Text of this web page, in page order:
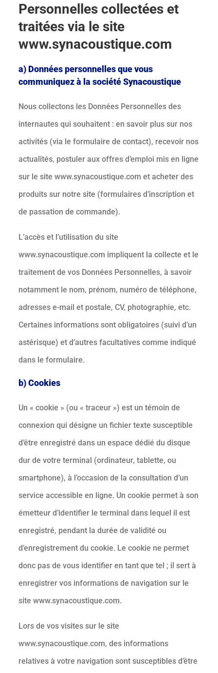
Personnelles collectées et
traitées via le site
www.synacoustique.com
a) Données personnelles que vous
communiquez à la société Synacoustique
Nous collectons les Données Personnelles des
internautes qui souhaitent : en savoir plus sur nos
activités (via le formulaire de contact), recevoir nos
actualités, postuler aux offres d’emploi mis en ligne
sur le site www.synacoustique.com et acheter des
produits sur notre site (formulaires d’inscription et
de passation de commande).
L’accès et l’utilisation du site
www.synacoustique.com impliquent la collecte et le
traitement de vos Données Personnelles, à savoir
notamment le nom, prénom, numéro de téléphone,
adresses e-mail et postale, CV, photographie, etc.
Certaines informations sont obligatoires (suivi d’un
astérisque) et d’autres facultatives comme indiqué
dans le formulaire.
b) Cookies
Un « cookie » (ou « traceur ») est un témoin de
connexion qui désigne un fichier texte susceptible
d’être enregistré dans un espace dédié du disque
dur de votre terminal (ordinateur, tablette, ou
smartphone), à l’occasion de la consultation d’un
service accessible en ligne. Un cookie permet à son
émetteur d’identifier le terminal dans lequel il est
enregistré, pendant la durée de validité ou
d’enregistrement du cookie. Le cookie ne permet
donc pas de vous identifier en tant que tel ; il sert à
enregistrer vos informations de navigation sur le
site www.synacoustique.com.
Lors de vos visites sur le site
www.synacoustique.com, des informations
relatives à votre navigation sont susceptibles d’être